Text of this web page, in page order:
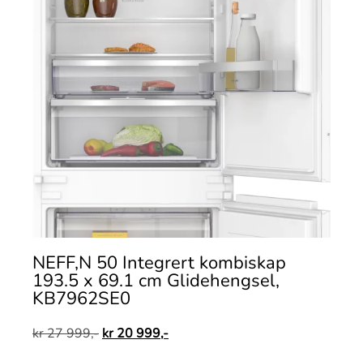
NEFF,N 50 Integrert kombiskap
193.5 x 69.1 cm Glidehengsel,
KB7962SE0
kr27 999,- kr20 999,-